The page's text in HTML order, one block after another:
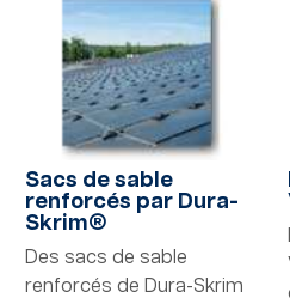
Sacs de sable
renforcés par Dura-
Skrim®
Des sacs de sable
renforcés de Dura-Skrim